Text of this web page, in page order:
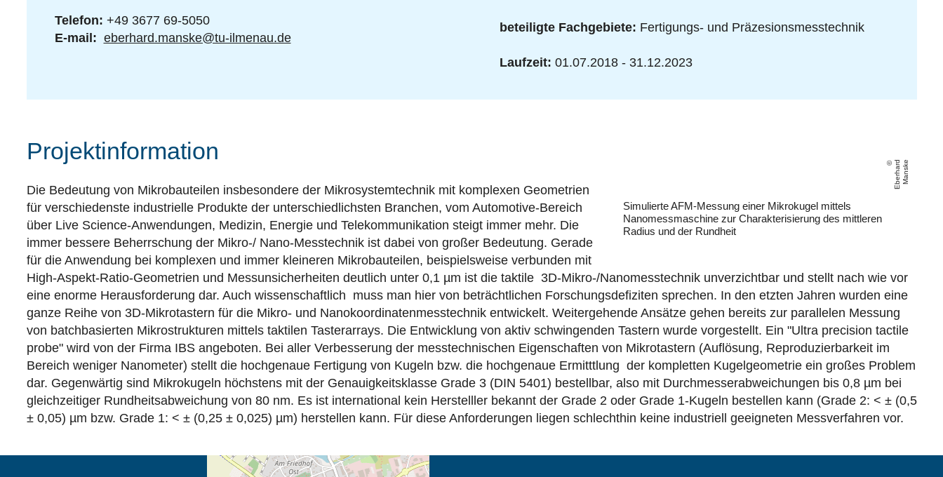
Telefon: +49 3677 69-5050
E-mail: eberhard.manske@tu-ilmenau.de
beteiligte Fachgebiete: Fertigungs- und Präzesionsmesstechnik
Laufzeit: 01.07.2018 - 31.12.2023
Projektinformation
E
b
e
r
h
a
r
d
M
a
n
s
ke
Simulierte AFM-Messung einer Mikrokugel mittels
Nanomessmaschine zur Charakterisierung des mittleren
Radius und der Rundheit
Die Bedeutung von Mikrobauteilen insbesondere der Mikrosystemtechnik mit komplexen Geometrien
für verschiedenste industrielle Produkte der unterschiedlichsten Branchen, vom Automotive-Bereich
über Live Science-Anwendungen, Medizin, Energie und Telekommunikation steigt immer mehr. Die
immer bessere Beherrschung der Mikro-/ Nano-Messtechnik ist dabei von großer Bedeutung. Gerade
für die Anwendung bei komplexen und immer kleineren Mikrobauteilen, beispielsweise verbunden mit
High-Aspekt-Ratio-Geometrien und Messunsicherheiten deutlich unter 0,1 µm ist die taktile 3D-Mikro-/Nanomesstechnik unverzichtbar und stellt nach wie vor
eine enorme Herausforderung dar. Auch wissenschaftlich muss man hier von beträchtlichen Forschungsdefiziten sprechen. In den etzten Jahren wurden eine
ganze Reihe von 3D-Mikrotastern für die Mikro- und Nanokoordinatenmesstechnik entwickelt. Weitergehende Ansätze gehen bereits zur parallelen Messung
von batchbasierten Mikrostrukturen mittels taktilen Tasterarrays. Die Entwicklung von aktiv schwingenden Tastern wurde vorgestellt. Ein "Ultra precision tactile
probe" wird von der Firma IBS angeboten. Bei aller Verbesserung der messtechnischen Eigenschaften von Mikrotastern (Auflösung, Reproduzierbarkeit im
Bereich weniger Nanometer) stellt die hochgenaue Fertigung von Kugeln bzw. die hochgenaue Ermitttlung der kompletten Kugelgeometrie ein großes Problem
dar. Gegenwärtig sind Mikrokugeln höchstens mit der Genauigkeitsklasse Grade 3 (DIN 5401) bestellbar, also mit Durchmesserabweichungen bis 0,8 µm bei
gleichzeitiger Rundheitsabweichung von 80 nm. Es ist international kein Herstelller bekannt der Grade 2 oder Grade 1-Kugeln bestellen kann (Grade 2: < ± (0,5
± 0,05) µm bzw. Grade 1: < ± (0,25 ± 0,025) µm) herstellen kann. Für diese Anforderungen liegen schlechthin keine industriell geeigneten Messverfahren vor.
Öffnet die Anfahrtsbeschreibung in neuem